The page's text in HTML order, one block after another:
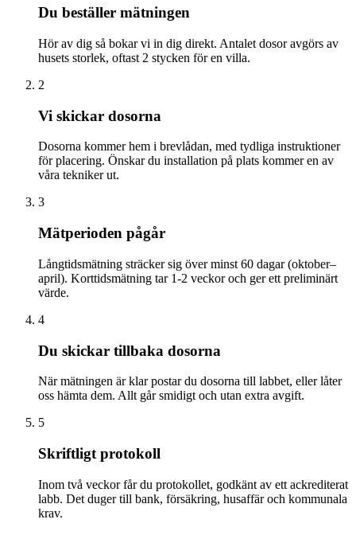
Du beställer mätningen
Hör av dig så bokar vi in dig direkt. Antalet dosor avgörs av
husets storlek, oftast 2 stycken för en villa.
2
Vi skickar dosorna
Dosorna kommer hem i brevlådan, med tydliga instruktioner
för placering. Önskar du installation på plats kommer en av
våra tekniker ut.
3
Mätperioden pågår
Långtidsmätning sträcker sig över minst 60 dagar (oktober–
april). Korttidsmätning tar 1-2 veckor och ger ett preliminärt
värde.
4
Du skickar tillbaka dosorna
När mätningen är klar postar du dosorna till labbet, eller låter
oss hämta dem. Allt går smidigt och utan extra avgift.
5
Skriftligt protokoll
Inom två veckor får du protokollet, godkänt av ett ackrediterat
labb. Det duger till bank, försäkring, husaffär och kommunala
krav.